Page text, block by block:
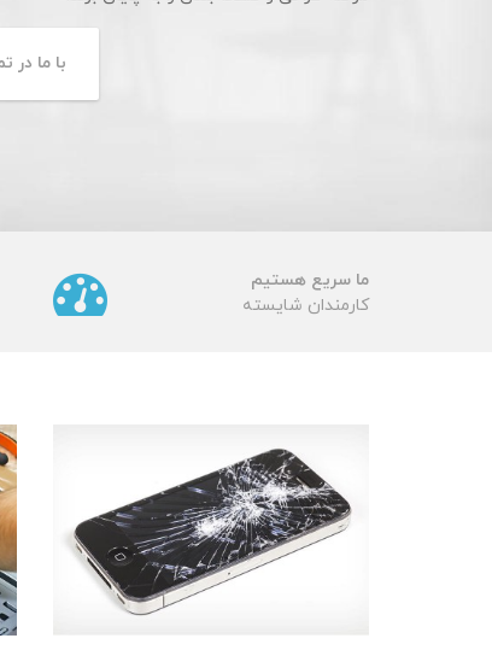
ما سریع هستیم
کارمندان شایسته